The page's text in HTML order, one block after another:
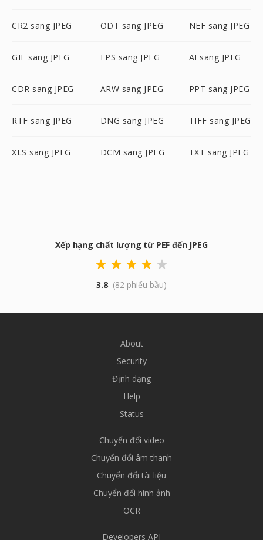
CR2 sang JPEG ODT sang JPEG NEF sang JPEG
GIF sang JPEG EPS sang JPEG AI sang JPEG
CDR sang JPEG ARW sang JPEG PPT sang JPEG
RTF sang JPEG DNG sang JPEG TIFF sang JPEG
XLS sang JPEG DCM sang JPEG TXT sang JPEG
Xếp hạng chất lượng từ PEF đến JPEG
3.8 (82 phiếu bầu)
About
Security
Định dạng
Help
Status
Chuyển đổi video
Chuyển đổi âm thanh
Chuyển đổi tài liệu
Chuyển đổi hình ảnh
OCR
Developers API